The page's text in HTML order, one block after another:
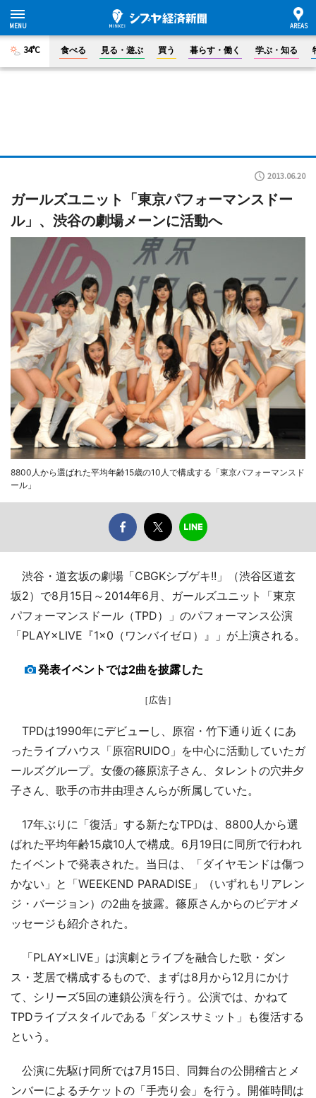
34°C 食べる 見る・遊ぶ 買う 暮らす・働く 学ぶ・知る
2013.06.20
ガールズユニット「東京パフォーマンスドー
ル」、渋谷の劇場メーンに活動へ
8800人から選ばれた平均年齢15歳の10人で構成する「東京パフォーマンスド
ール」
渋谷・道玄坂の劇場「CBGKシブゲキ!!」（渋谷区道玄
坂2）で8月15日～2014年6月、ガールズユニット「東京
パフォーマンスドール（TPD）」のパフォーマンス公演
「PLAY×LIVE『1×0（ワンバイゼロ）』」が上演される。
発表イベントでは2曲を披露した
［広告］
TPDは1990年にデビューし、原宿・竹下通り近くにあ
ったライブハウス「原宿RUIDO」を中心に活動していたガ
ールズグループ。女優の篠原涼子さん、タレントの穴井夕
子さん、歌手の市井由理さんらが所属していた。
17年ぶりに「復活」する新たなTPDは、8800人から選
ばれた平均年齢15歳10人で構成。6月19日に同所で行われ
たイベントで発表された。当日は、「ダイヤモンドは傷つ
かない」と「WEEKEND PARADISE」（いずれもリアレン
ジ・バージョン）の2曲を披露。篠原さんからのビデオメ
ッセージも紹介された。
「PLAY×LIVE」は演劇とライブを融合した歌・ダン
ス・芝居で構成するもので、まずは8月から12月にかけ
て、シリーズ5回の連鎖公演を行う。公演では、かねて
TPDライブスタイルである「ダンスサミット」も復活する
という。
公演に先駆け同所では7月15日、同舞台の公開稽古とメ
ンバーによるチケットの「手売り会」を行う。開催時間は